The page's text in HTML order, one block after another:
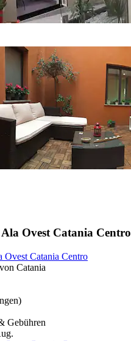
Ovest Catania Centro
Catania Centro
Catania
Gebühren